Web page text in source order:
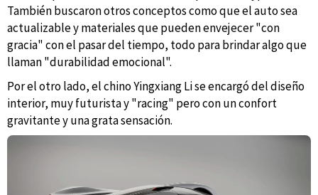
También buscaron otros conceptos como que el auto sea
actualizable y materiales que pueden envejecer "con
gracia" con el pasar del tiempo, todo para brindar algo que
llaman "durabilidad emocional".
Por el otro lado, el chino Yingxiang Li se encargó del diseño
interior, muy futurista y "racing" pero con un confort
gravitante y una grata sensación.